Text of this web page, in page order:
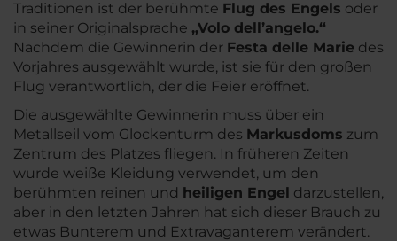
Traditionen ist der berühmte Flug des Engels oder
in seiner Originalsprache „Volo dell’angelo.“
Nachdem die Gewinnerin der Festa delle Marie des
Vorjahres ausgewählt wurde, ist sie für den großen
Flug verantwortlich, der die Feier eröffnet.
Die ausgewählte Gewinnerin muss über ein
Metallseil vom Glockenturm des Markusdoms zum
Zentrum des Platzes fliegen. In früheren Zeiten
wurde weiße Kleidung verwendet, um den
berühmten reinen und heiligen Engel darzustellen,
aber in den letzten Jahren hat sich dieser Brauch zu
etwas Bunterem und Extravaganterem verändert.